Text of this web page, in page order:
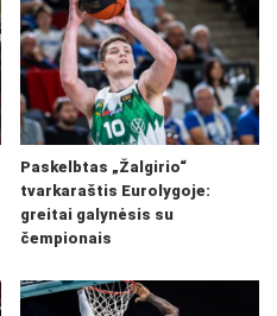
Paskelbtas „Žalgirio“
tvarkaraštis Eurolygoje:
greitai galynėsis su
čempionais